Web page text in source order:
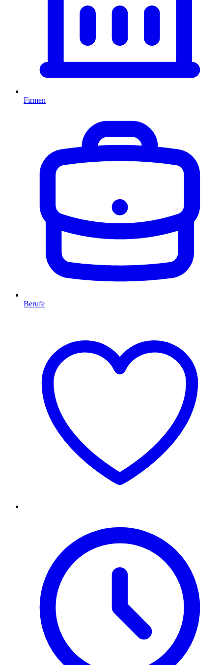
Firmen
Berufe